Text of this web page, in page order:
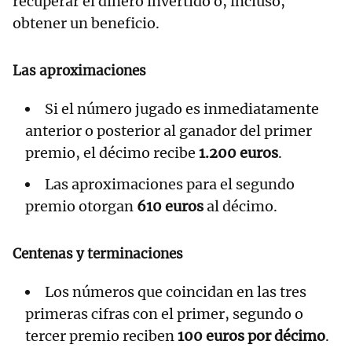
obtener un beneficio.
Las aproximaciones
Si el número jugado es inmediatamente
anterior o posterior al ganador del primer
premio, el décimo recibe 1.200 euros.
Las aproximaciones para el segundo
premio otorgan 610 eurosal décimo.
Centenas y terminaciones
Los números que coincidan en las tres
primeras cifras con el primer, segundo o
tercer premio reciben100 euros por décimo.